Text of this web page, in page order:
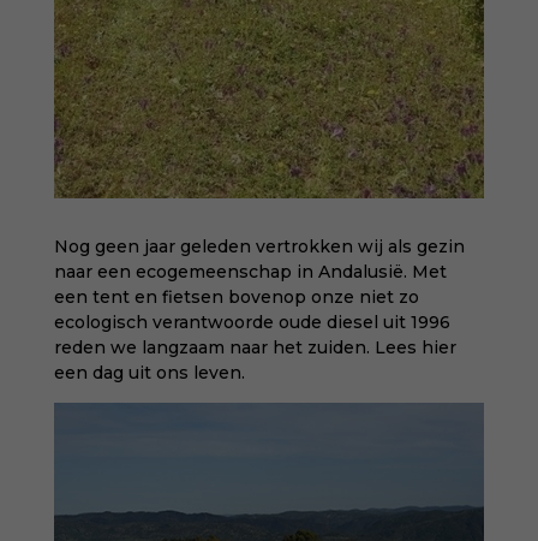
Nog geen jaar geleden vertrokken wij als gezin
naar een ecogemeenschap in Andalusië. Met
een tent en fietsen bovenop onze niet zo
ecologisch verantwoorde oude diesel uit 1996
reden we langzaam naar het zuiden. Lees hier
een dag uit ons leven.